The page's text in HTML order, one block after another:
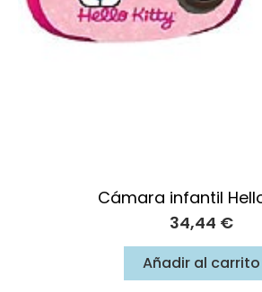
Cámara infantil
34,44 €
Añadir al carrito